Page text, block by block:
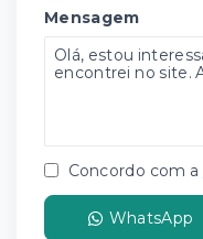
Mensagem
Concordo com a
WhatsApp